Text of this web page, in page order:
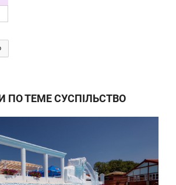
ПО ТЕМЕ СУСПІЛЬСТВО